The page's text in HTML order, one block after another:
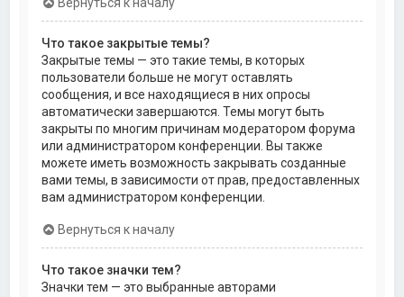
Что такое закрытые темы?
Закрытые темы — это такие темы, в которых
пользователи больше не могут оставлять
сообщения, и все находящиеся в них опросы
автоматически завершаются. Темы могут быть
закрыты по многим причинам модератором форума
или администратором конференции. Вы также
можете иметь возможность закрывать созданные
вами темы, в зависимости от прав, предоставленных
вам администратором конференции.
Вернуться к началу
Что такое значки тем?
Значки тем — это выбранные авторами